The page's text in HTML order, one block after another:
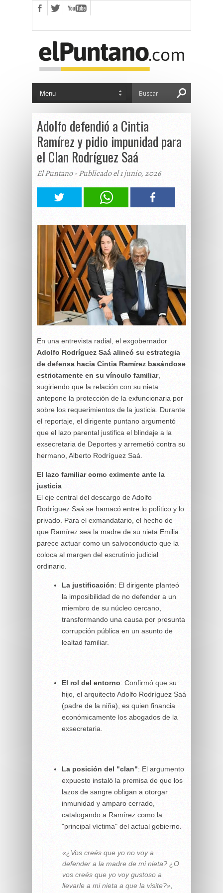
Adolfo defendió a Cintia
Ramírez y pidio impunidad para
el Clan Rodríguez Saá
El Puntano - Publicado el 1 junio, 2026
En una entrevista radial, el exgobernador
Adolfo Rodríguez Saá alineó su estrategia
de defensa hacia Cintia Ramírez basándose
estrictamente en su vínculo familiar,
sugiriendo que la relación con su nieta
antepone la protección de la exfuncionaria por
sobre los requerimientos de la justicia. Durante
el reportaje, el dirigente puntano argumentó
que el lazo parental justifica el blindaje a la
exsecretaria de Deportes y arremetió contra su
hermano, Alberto Rodríguez Saá.
El lazo familiar como eximente ante la
justicia
El eje central del descargo de Adolfo
Rodríguez Saá se hamacó entre lo político y lo
privado. Para el exmandatario, el hecho de
que Ramírez sea la madre de su nieta Emilia
parece actuar como un salvoconducto que la
coloca al margen del escrutinio judicial
ordinario.
La justificación: El dirigente planteó
la imposibilidad de no defender a un
miembro de su núcleo cercano,
transformando una causa por presunta
corrupción pública en un asunto de
lealtad familiar.
El rol del entorno: Confirmó que su
hijo, el arquitecto Adolfo Rodríguez Saá
(padre de la niña), es quien financia
económicamente los abogados de la
exsecretaria.
La posición del "clan": El argumento
expuesto instaló la premisa de que los
lazos de sangre obligan a otorgar
inmunidad y amparo cerrado,
catalogando a Ramírez como la
"principal víctima" del actual gobierno.
«¿Vos creés que yo no voy a
defender a la madre de mi nieta? ¿O
vos creés que yo voy gustoso a
llevarle a mi nieta a que la visite?»,